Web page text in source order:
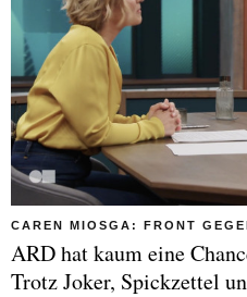
CAREN MIOSGA: FRONT
ARD hat kaum eine
Trotz Joker, Spickzettel